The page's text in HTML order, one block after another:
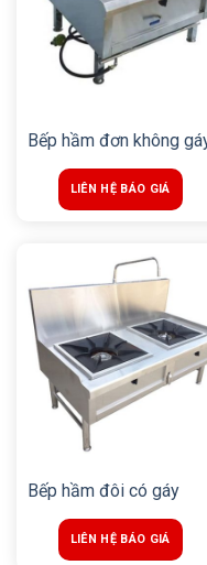
Bếp hầm đơn không
LIÊN HỆ BÁO GIÁ
Bếp hầm đôi có gáy
LIÊN HỆ BÁO GIÁ